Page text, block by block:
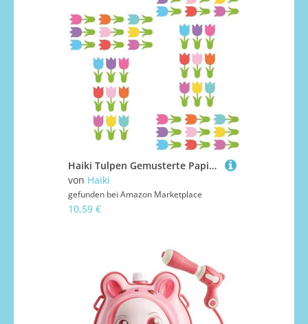
Haiki Tulpen Gemusterte Papierkunstsammlung 45 Stück Saisonal Dekorative Ausschnitte Für Handwerksliebhaber Kreative Papierblumenvorlagen
von Haiki
gefunden bei Amazon Marketplace
10,59 €